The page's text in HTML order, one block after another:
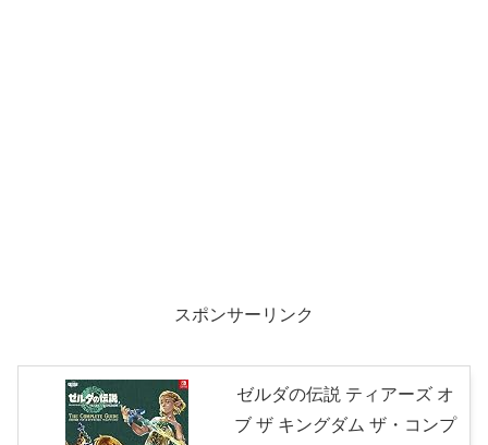
スポンサーリンク
ゼルダの伝説 ティアーズ オ
ブ ザ キングダム ザ・コンプ